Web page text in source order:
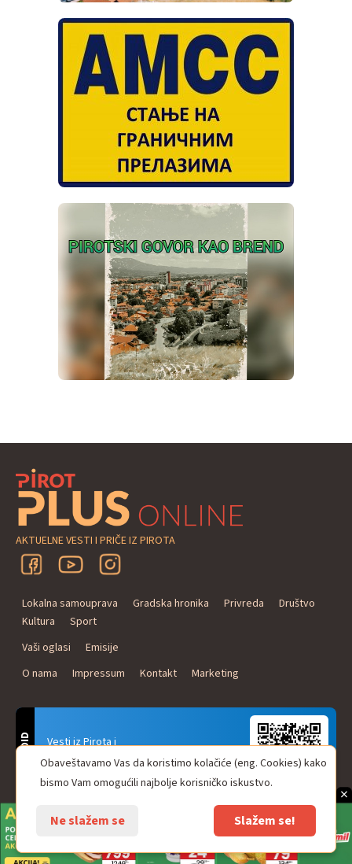
×
AKTUELNE VESTI I PRIČE IZ PIROTA
Lokalna samouprava Gradska hronika Privreda
Društvo
Kultura
Sport
Vaši oglasi
Emisije
O nama
Impressum Kontakt Marketing
Vesti iz Pirota i
Naxi Plus Radio
Uvek u Vašem džepu!
ANDROID
© Pirot plus online - internet portal. Sva prava zadržana.
web design & developmentOne IT
Obaveštavamo Vas da koristimo kolačiće (eng. Cookies) kako
bismo Vam omogućili najbolje korisničko iskustvo.
Ne slažem se Slažem se!